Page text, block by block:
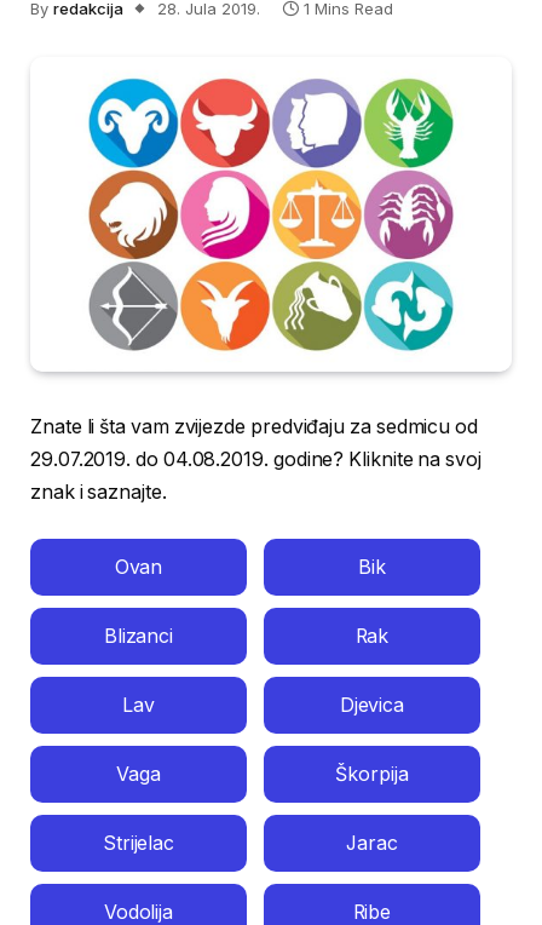
By redakcija 28. Jula 2019. 1 Mins Read
Znate li šta vam zvijezde predviđaju za sedmicu od
29.07.2019. do 04.08.2019. godine? Kliknite na svoj
znak i saznajte.
Ovan Bik
Blizanci Rak
Lav Djevica
Vaga Škorpija
Strijelac Jarac
Vodolija Ribe